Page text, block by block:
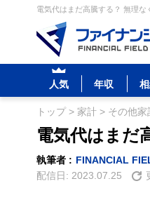
電気代はまだ高騰する？ 無理
人気 年収
トップ> 家計 > その他家
電気代はまだ
執筆者 : FINANCIAL
配信日: 2023.07.25